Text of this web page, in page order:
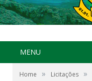
MENU
Home » Licitações »